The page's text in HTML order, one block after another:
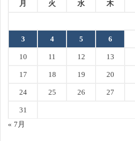
月 火 水 木
3 4 5 6
10 11 12 13
17 18 19 20
24 25 26 27
31
« 7月